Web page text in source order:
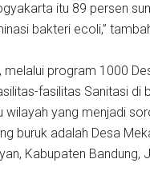
itu 89 persen
bakteri ecoli,”
melalui program 1000
fasilitas Sanitasi di
wilayah yang menjadi
buruk adalah Desa
Kabupaten Bandung,